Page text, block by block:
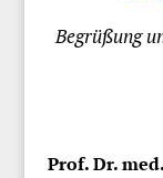
Begrüßung
Prof. Dr.